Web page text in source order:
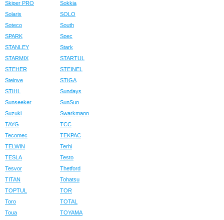
Skiper PRO
Sokkia
Solaris
SOLO
Soteco
South
SPARK
Spec
STANLEY
Stark
STARMIX
STARTUL
STEHER
STEINEL
Steinve
STIGA
STIHL
Sundays
Sunseeker
SunSun
Suzuki
Swarkmann
TAYG
TCC
Tecomec
TEKPAC
TELWIN
Terhi
TESLA
Testo
Tesvor
Thetford
TITAN
Tohatsu
TOPTUL
TOR
Toro
TOTAL
Toua
TOYAMA